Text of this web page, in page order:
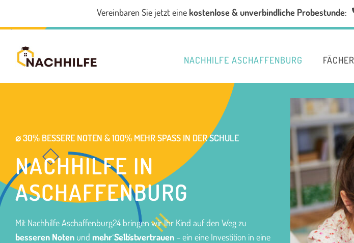
Vereinbaren Sie jetzt eine kostenlose & unverbindliche Probestunde:
NACHHILFE ASCHAFFENBURG FÄCHER
⌀ 30% BESSERE NOTEN & 100% MEHR SPASS IN DER SCHULE
NACHHILFE IN
ASCHAFFENBURG
Mit Nachhilfe Aschaffenburg24 bringen wir Ihr Kind auf den Weg zu
besseren Noten und mehr Selbstvertrauen – ein eine Investition in eine